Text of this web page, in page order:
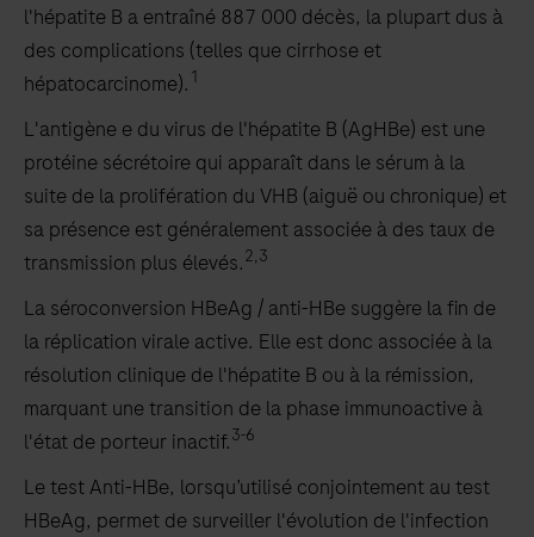
l'hépatite B a entraîné 887 000 décès, la plupart dus à
des complications (telles que cirrhose et
hépatocarcinome). 1
L'antigène e du virus de l'hépatite B (AgHBe) est une
protéine sécrétoire qui apparaît dans le sérum à la
suite de la prolifération du VHB (aiguë ou chronique) et
sa présence est généralement associée à des taux de
transmission plus élevés.2,3
La séroconversion HBeAg / anti-HBe suggère la fin de
la réplication virale active. Elle est donc associée à la
résolution clinique de l'hépatite B ou à la rémission,
marquant une transition de la phase immunoactive à
l'état de porteur inactif.3-6
Le test Anti-HBe, lorsqu’utilisé conjointement au test
HBeAg, permet de surveiller l'évolution de l'infection